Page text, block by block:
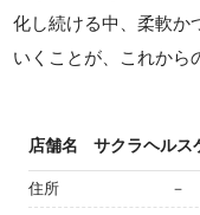
化し続ける中、柔軟か
いくことが、これから
店舗名 サクラヘルス
住所 －